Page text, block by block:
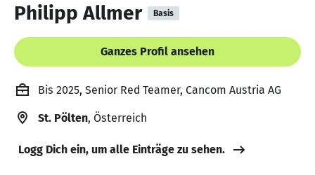
Philipp Allmer Basis
Ganzes Profil ansehen
Bis 2025, Senior Red Teamer, Cancom Austria AG
St. Pölten, Österreich
Logg Dich ein, um alle Einträge zu sehen.